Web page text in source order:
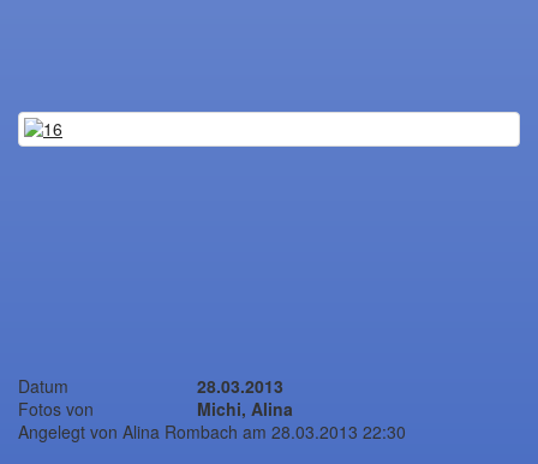
Datum
28.03.2013
Fotos von
Michi, Alina
Angelegt von Alina Rombach am 28.03.2013 22:30